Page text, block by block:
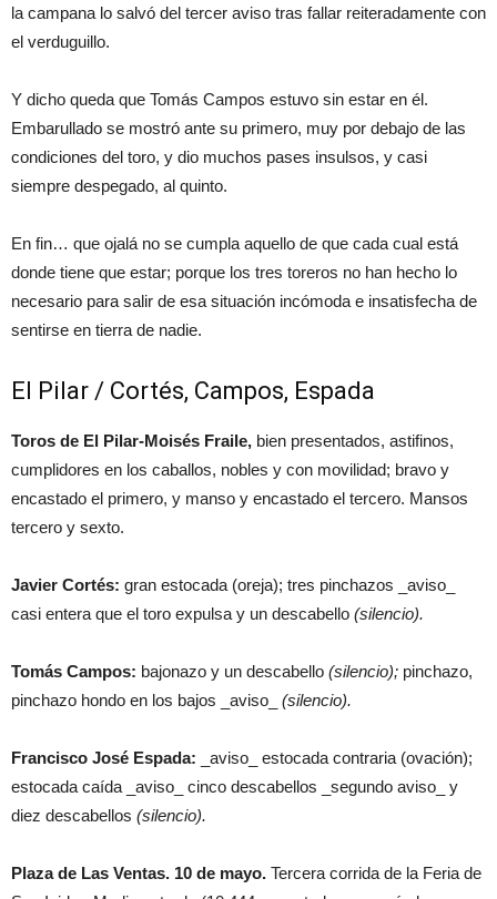
la campana lo salvó del tercer aviso tras fallar reiteradamente con
el verduguillo.
Y dicho queda que Tomás Campos estuvo sin estar en él.
Embarullado se mostró ante su primero, muy por debajo de las
condiciones del toro, y dio muchos pases insulsos, y casi
siempre despegado, al quinto.
En fin… que ojalá no se cumpla aquello de que cada cual está
donde tiene que estar; porque los tres toreros no han hecho lo
necesario para salir de esa situación incómoda e insatisfecha de
sentirse en tierra de nadie.
El Pilar / Cortés, Campos, Espada
Toros de El Pilar-Moisés Fraile, bien presentados, astifinos,
cumplidores en los caballos, nobles y con movilidad; bravo y
encastado el primero, y manso y encastado el tercero. Mansos
tercero y sexto.
Javier Cortés: gran estocada (oreja); tres pinchazos _aviso_
casi entera que el toro expulsa y un descabello (silencio).
Tomás Campos: bajonazo y un descabello (silencio); pinchazo,
pinchazo hondo en los bajos _aviso_ (silencio).
Francisco José Espada: _aviso_ estocada contraria (ovación);
estocada caída _aviso_ cinco descabellos _segundo aviso_ y
diez descabellos (silencio).
Plaza de Las Ventas. 10 de mayo. Tercera corrida de la Feria de